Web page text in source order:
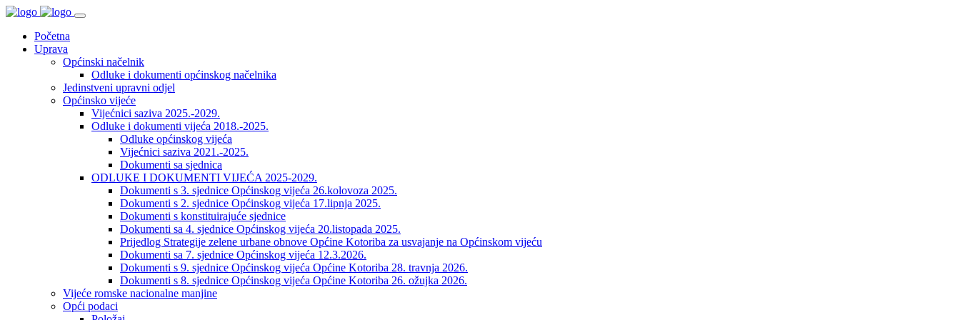
Početna
Uprava
Općinski načelnik
Odluke i dokumenti općinskog načelnika
Jedinstveni upravni odjel
Općinsko vijeće
Vijećnici saziva 2025.-2029.
Odluke i dokumenti vijeća 2018.-2025.
Odluke općinskog vijeća
Vijećnici saziva 2021.-2025.
Dokumenti sa sjednica
ODLUKE I DOKUMENTI VIJEĆA 2025-2029.
Dokumenti s 3. sjednice Općinskog vijeća 26.kolovoza 2025.
Dokumenti s 2. sjednice Općinskog vijeća 17.lipnja 2025.
Dokumenti s konstituirajuće sjednice
Dokumenti sa 4. sjednice Općinskog vijeća 20.listopada 2025.
Prijedlog Strategije zelene urbane obnove Općine Kotoriba za usvajanje na Općinskom vijeću
Dokumenti sa 7. sjednice Općinskog vijeća 12.3.2026.
Dokumenti s 9. sjednice Općinskog vijeća Općine Kotoriba 28. travnja 2026.
Dokumenti s 8. sjednice Općinskog vijeća Općine Kotoriba 26. ožujka 2026.
Vijeće romske nacionalne manjine
Opći podaci